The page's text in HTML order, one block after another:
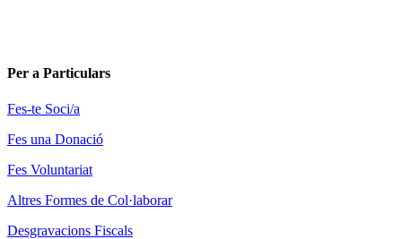
Per a Particulars
Fes-te Soci/a
Fes una Donació
Fes Voluntariat
Altres Formes de Col·laborar
Desgravacions Fiscals